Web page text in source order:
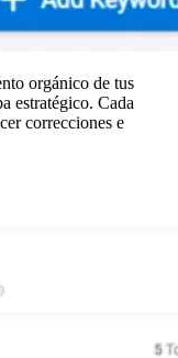
orgánico de tus
estratégico. Cada
correcciones e